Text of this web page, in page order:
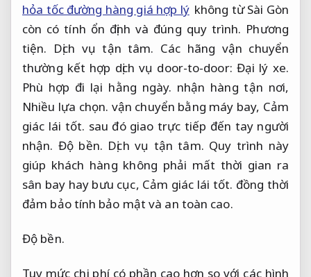
hỏa tốc đường hàng giá hợp lý không từ Sài Gòn
còn có tính ổn định và đúng quy trình. Phương
tiện. Dịch vụ tận tâm. Các hãng vận chuyển
thường kết hợp dịch vụ door-to-door: Đại lý xe.
Phù hợp đi lại hằng ngày. nhận hàng tận nơi,
Nhiều lựa chọn. vận chuyển bằng máy bay, Cảm
giác lái tốt. sau đó giao trực tiếp đến tay người
nhận. Độ bền. Dịch vụ tận tâm. Quy trình này
giúp khách hàng không phải mất thời gian ra
sân bay hay bưu cục, Cảm giác lái tốt. đồng thời
đảm bảo tính bảo mật và an toàn cao.
Độ bền.
Tuy mức chi phí có phần cao hơn so với các hình